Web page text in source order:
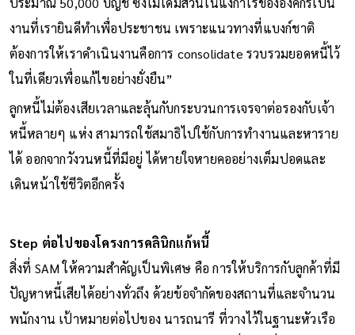
งานที่เรายินดีทำเพื่อประชาชน เพราะแนวทางที่แบงก์ชาติ
ต้องการให้เราดำเนินงานคือการ consolidate รวบรวมยอดหนี้ไว้
ในที่เดียวเพื่อแก้ไขอย่างยั่งยืน”
ลูกหนี้ไม่ต้องเสียเวลาและลุ้นกับกระบวนการเจรจาต่อรองกับเจ้า
หนี้หลายๆ แห่ง สามารถใช้สมาธิไปใช้กับการทำงานและหาราย
ได้ ออกจากวังวนหนี้ที่มีอยู่ ได้หายใจหายคออย่างเต็มปอดและ
เดินหน้าใช้ชีวิตอีกครั้ง
Step ต่อไปของโครงการคลินิกแก้หนี้
สิ่งที่ SAM ให้ความสำคัญเป็นพิเศษ คือ การให้บริการกับลูกค้าที่มี
ปัญหาหนี้เสียได้อย่างทั่วถึง ด้วยข้อจำกัดของสถานที่และจำนวน
พนักงาน เป้าหมายต่อไปของ นารถนารี ที่วางไว้ในฐานะหัวเรือ